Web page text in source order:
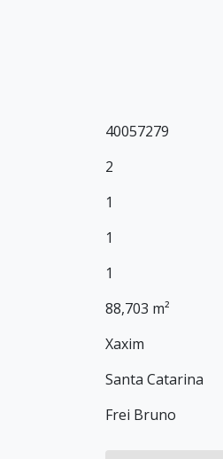
40057279
2
1
1
1
88,703 m²
Xaxim
Santa Catarina
Frei Bruno